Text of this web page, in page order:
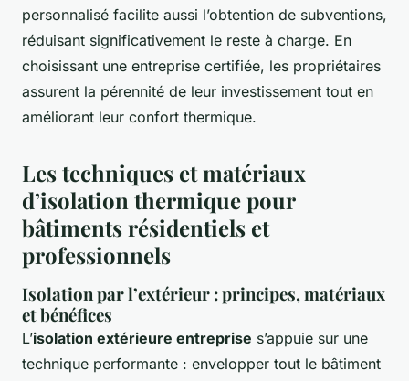
personnalisé facilite aussi l’obtention de subventions,
réduisant significativement le reste à charge. En
choisissant une entreprise certifiée, les propriétaires
assurent la pérennité de leur investissement tout en
améliorant leur confort thermique.
Les techniques et matériaux
d’isolation thermique pour
bâtiments résidentiels et
professionnels
Isolation par l’extérieur : principes, matériaux
et bénéfices
L’isolation extérieure entreprise s’appuie sur une
technique performante : envelopper tout le bâtiment